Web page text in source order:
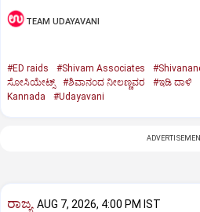
TEAM UDAYAVANI
#ED raids #Shivam Associates
ಸೋಸಿಯೇಟ್ಸ್
#ಶಿವಾನಂದ ನೀಲಣ್ಣವರ #ಇಡಿ ದಾಳಿ
Kannada
#Udayavani
ರಾಜ್ಯ AUG 7, 2026, 4:00 PM IST